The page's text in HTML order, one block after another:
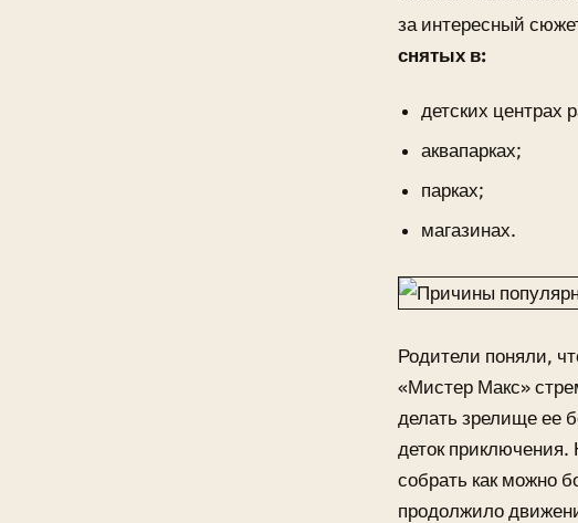
за интересный
снятых в:
детских центрах
аквапарках;
парках;
магазинах.
Родители поняли,
«Мистер Макс»
делать зрелище ее
деток приключения.
собрать как можно
продолжило